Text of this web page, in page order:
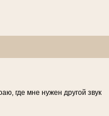
где мне нужен другой звук